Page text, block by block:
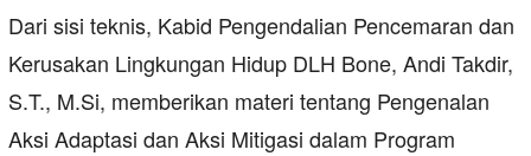
Dari sisi teknis, Kabid Pengendalian Pencemaran dan
Kerusakan Lingkungan Hidup DLH Bone, Andi Takdir,
S.T., M.Si, memberikan materi tentang Pengenalan
Aksi Adaptasi dan Aksi Mitigasi dalam Program